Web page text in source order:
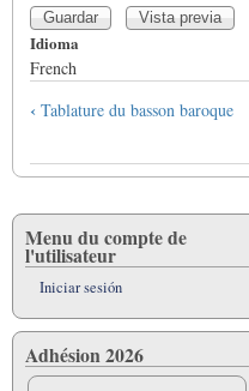
Idioma
French
Enlaces
de
Book
para
Tablature
système
Allemand
‹ Tablature du basson baroque
Menu du compte de
l'utilisateur
Iniciar sesión
Adhésion 2026